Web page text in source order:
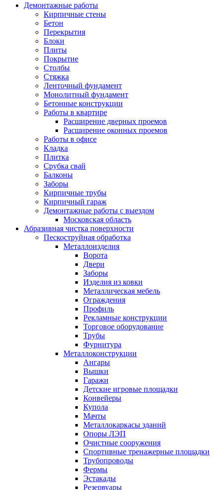
Демонтажные работы
Кирпичные стены
Бетон
Перекрытия
Блоки
Плиты
Покрытие
Столбы
Стяжка
Ленточный фундамент
Монолитный фундамент
Бетонные конструкции
Работы в квартире
Расширение дверных проемов
Расширение оконных проемов
Работы в офисе
Кладка
Плитка
Срубка свай
Балконы
Заборы
Кирпичные трубы
Кирпичный гараж
Демонтажные работы с выездом
Московская область
Абразивная чистка поверхности
Пескоструйная обработка
Металлоизделия
Ворота
Двери
Заборы
Изделия из ковки
Металлическая мебель
Ограждения
Профиль
Рекламные конструкции
Торговое оборудование
Трубы
Фурнитура
Металлоконструкции
Ангары
Вышки
Гаражи
Детские игровые площадки
Конвейеры
Купола
Мачты
Металлокаркасы зданий
Опоры ЛЭП
Очистные сооружения
Спортивные тренажерные площадки
Трубопроводы
Фермы
Эстакады
Резервуары